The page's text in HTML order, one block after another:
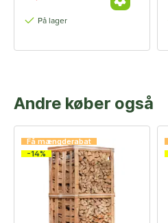
På lager
Andre køber også
Få mængderabat
-14%